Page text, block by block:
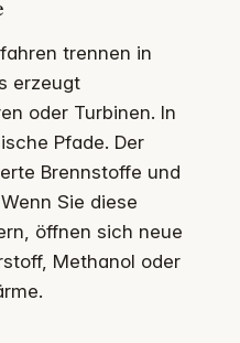
trennen in
erzeugt
oder Turbinen. In
Pfade. Der
Brennstoffe und
Sie diese
öffnen sich neue
Methanol oder